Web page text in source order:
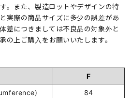
。また、製造ロットやデザインの特
実際の商品サイズに多少の誤差があ
差につきましては不良品の対象外と
の上ご購入をお願いいたします。
F
84